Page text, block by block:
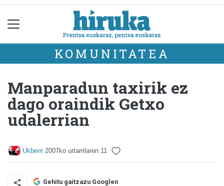
KOMUNITATEA
Manparadun taxirik ez
dago oraindik Getxo
udalerrian
Ukberri 2007ko urtarrilaren 11
Gehitu gaitzazu Googlen